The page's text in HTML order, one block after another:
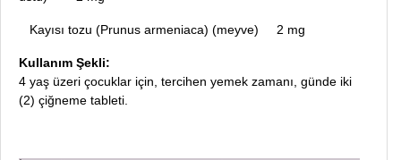
Kayısı tozu (Prunus armeniaca) (meyve) 2 mg
Kullanım Şekli:
4 yaş üzeri çocuklar için, tercihen yemek zamanı, günde iki
(2) çiğneme tableti.